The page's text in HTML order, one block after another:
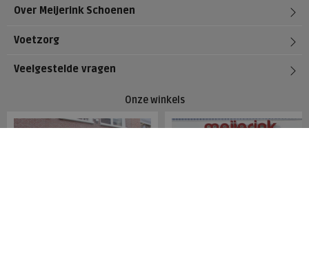
Over Meijerink Schoenen
Voetzorg
Veelgestelde vragen
Onze winkels